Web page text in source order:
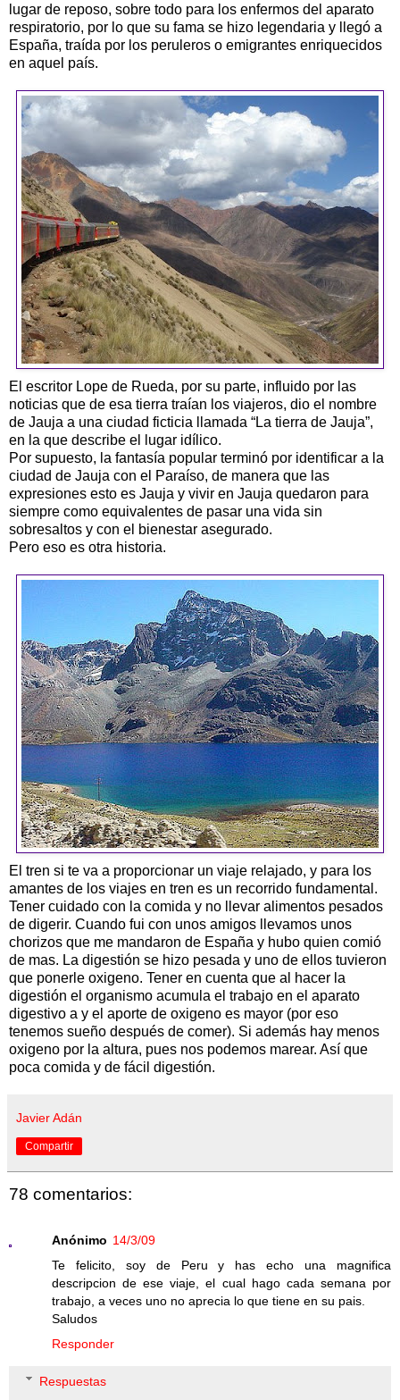
lugar de reposo, sobre todo para los enfermos del aparato
respiratorio, por lo que su fama se hizo legendaria y llegó a
España, traída por los peruleros o emigrantes enriquecidos
en aquel país.
El escritor Lope de Rueda, por su parte, influido por las
noticias que de esa tierra traían los viajeros, dio el nombre
de Jauja a una ciudad ficticia llamada “La tierra de Jauja”,
en la que describe el lugar idílico.
Por supuesto, la fantasía popular terminó por identificar a la
ciudad de Jauja con el Paraíso, de manera que las
expresiones esto es Jauja y vivir en Jauja quedaron para
siempre como equivalentes de pasar una vida sin
sobresaltos y con el bienestar asegurado.
Pero eso es otra historia.
El tren si te va a proporcionar un viaje relajado, y para los
amantes de los viajes en tren es un recorrido fundamental.
Tener cuidado con la comida y no llevar alimentos pesados
de digerir. Cuando fui con unos amigos llevamos unos
chorizos que me mandaron de España y hubo quien comió
de mas. La digestión se hizo pesada y uno de ellos tuvieron
que ponerle oxigeno. Tener en cuenta que al hacer la
digestión el organismo acumula el trabajo en el aparato
digestivo a y el aporte de oxigeno es mayor (por eso
tenemos sueño después de comer). Si además hay menos
oxigeno por la altura, pues nos podemos marear. Así que
poca comida y de fácil digestión.
Javier Adán
Compartir
78 comentarios:
Anónimo 14/3/09
Te felicito, soy de Peru y has echo una magnifica
descripcion de ese viaje, el cual hago cada semana por
trabajo, a veces uno no aprecia lo que tiene en su pais.
Saludos
Responder
Respuestas